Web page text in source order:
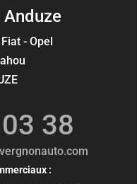
- Opel
38
: